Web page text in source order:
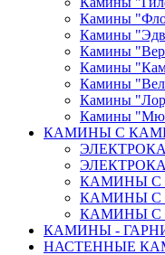
Камины
Камины
Камины
Камины
Камины
Камины
Камины
КАМИНЫ С
КАМИНЫ С
КАМИНЫ С
КАМИНЫ С
КАМИНЫ -
НАСТЕННЫЕ